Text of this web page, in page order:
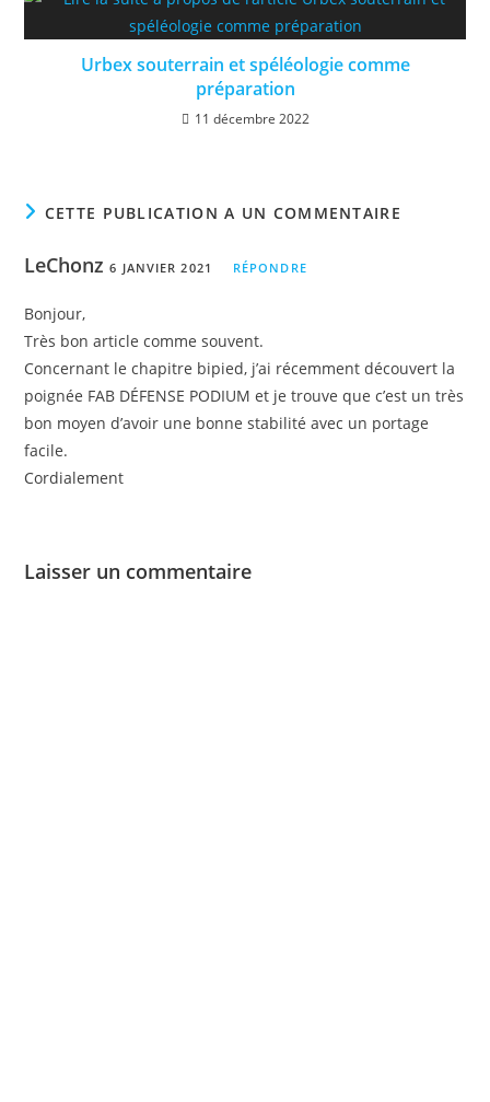
Urbex souterrain et spéléologie comme
préparation
11 décembre 2022
CETTE PUBLICATION A UN COMMENTAIRE
LeChonz6 JANVIER 2021 RÉPONDRE
Bonjour,
Très bon article comme souvent.
Concernant le chapitre bipied, j’ai récemment découvert la
poignée FAB DÉFENSE PODIUM et je trouve que c’est un très
bon moyen d’avoir une bonne stabilité avec un portage
facile.
Cordialement
Laisser un commentaire